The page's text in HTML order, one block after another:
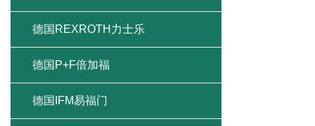
德国REXROTH力士乐
德国P+F倍加福
德国IFM易福门